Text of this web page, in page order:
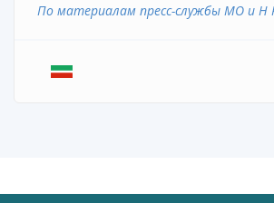
По материалам пресс-службы МО и Н